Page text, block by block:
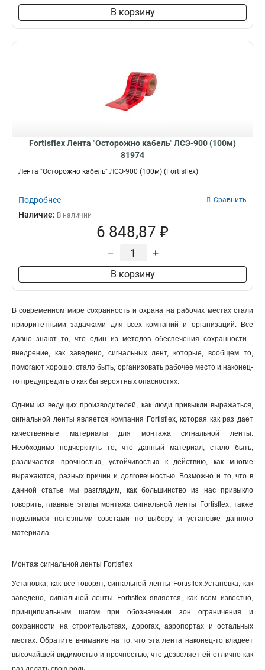
В корзину
Fortisflex Лента "Осторожно кабель" ЛСЭ-900 (100м)
81974
Лента "Осторожно кабель" ЛСЭ-900 (100м) (Fortisflex)
Подробнее Сравнить
Наличие: В наличии
6 848,87 ₽
– +
В корзину
В современном мире сохранность и охрана на рабочих местах стали
приоритетными задачками для всех компаний и организаций. Все
давно знают то, что один из методов обеспечения сохранности -
внедрение, как заведено, сигнальных лент, которые, вообщем то,
помогают хорошо, стало быть, организовать рабочее место и наконец-
то предупредить о как бы вероятных опасностях.
Одним из ведущих производителей, как люди привыкли выражаться,
сигнальной ленты является компания Fortisflex, которая как раз дает
качественные материалы для монтажа сигнальной ленты.
Необходимо подчеркнуть то, что данный материал, стало быть,
различается прочностью, устойчивостью к действию, как многие
выражаются, разных причин и долговечностью. Возможно и то, что в
данной статье мы разглядим, как большинство из нас привыкло
говорить, главные этапы монтажа сигнальной ленты Fortisflex, также
поделимся полезными советами по выбору и установке данного
материала.
Монтаж сигнальной ленты Fortisflex
Установка, как все говорят, сигнальной ленты Fortisflex:Установка, как
заведено, сигнальной ленты Fortisflex является, как всем известно,
принципиальным шагом при обозначении зон ограничения и
сохранности на строительствах, дорогах, аэропортах и остальных
местах. Обратите внимание на то, что эта лента наконец-то владеет
высочайшей видимостью и прочностью, что дозволяет ей отлично как